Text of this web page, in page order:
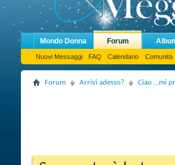
Mondo Donna Forum
Nuovi Messaggi FAQ Calendario Comunità
Forum Arrivi adesso? Ciao ...mi